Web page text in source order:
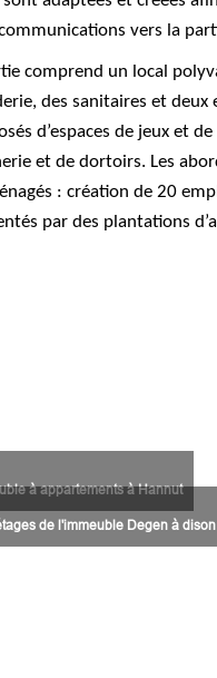
vers la
comprend un local
des sanitaires et deux
d’espaces de jeux et
et de dortoirs. Les
: création de 20
par des plantations
à appartements à Hannut
de l'immeuble Degen à